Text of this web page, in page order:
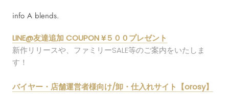
info A blends.
LINE@友達追加 COUPON ¥５００プレゼント
新作リリースや、ファミリーSALE等のご案内をいたしま
す！
バイヤー・店舗運営者様向け/卸・仕入れサイト【orosy】